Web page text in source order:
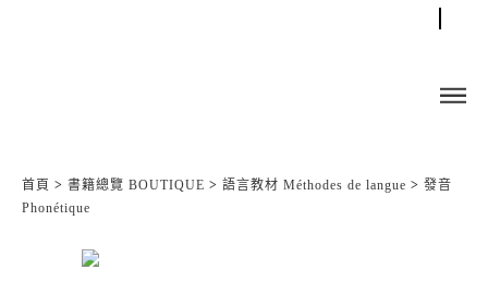
首頁 > 書籍總覽 BOUTIQUE > 語言教材 Méthodes de langue > 發音
Phonétique